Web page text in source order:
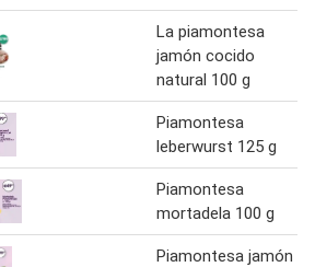
La piamontesa
jamón cocido
natural 100 g
Piamontesa
leberwurst 125 g
Piamontesa
mortadela 100 g
Piamontesa jamón